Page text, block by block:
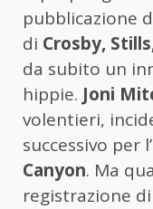
pubblicazione
di Crosby,
da subito un
hippie. Joni
volentieri,
successivo per
Canyon. Ma
registrazione di